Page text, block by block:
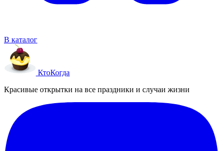
В каталог
КтоКогда
Красивые открытки на все праздники и случаи жизни